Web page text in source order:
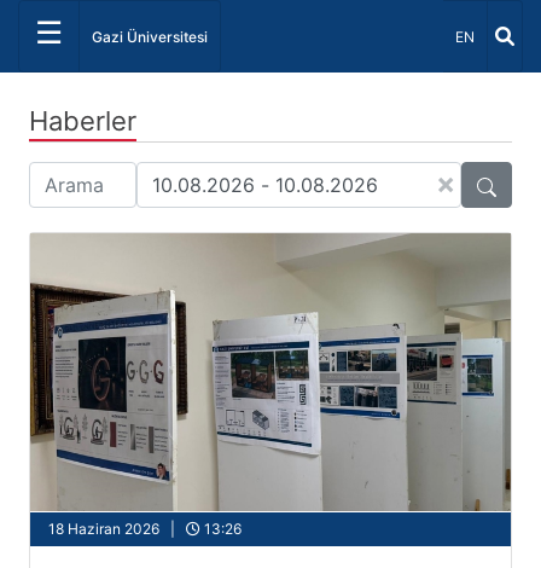
☰ Gazi Üniversitesi Dil Seçiniz
EN
Haberler
×
18 Haziran 2026 | 13:26